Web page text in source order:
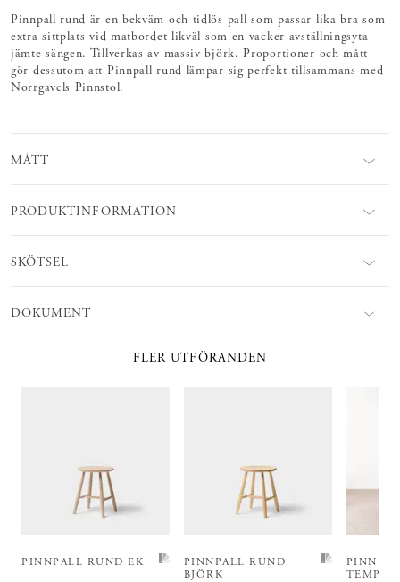
Pinnpall rund är en bekväm och tidlös pall som passar lika bra som
extra sittplats vid matbordet likväl som en vacker avställningsyta
jämte sängen. Tillverkas av massiv björk. Proportioner och mått
gör dessutom att Pinnpall rund lämpar sig perfekt tillsammans med
Norrgavels Pinnstol.
MÅTT
PRODUKTINFORMATION
SKÖTSEL
DOKUMENT
FLER UTFÖRANDEN
PINNPALL RUND EK
PINNPALL RUND
BJÖRK